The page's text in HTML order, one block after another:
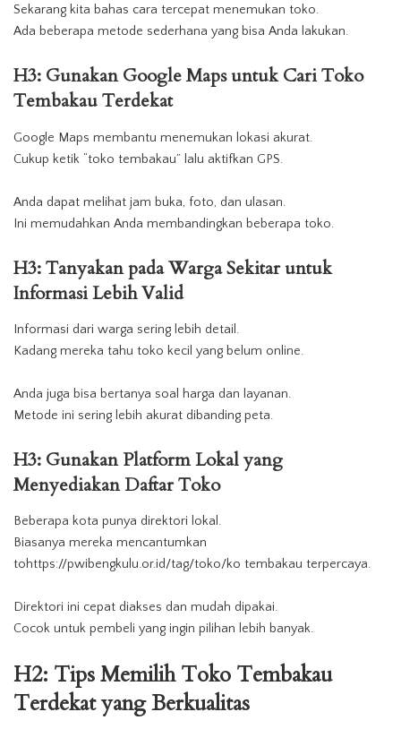
Sekarang kita bahas cara tercepat menemukan toko.
Ada beberapa metode sederhana yang bisa Anda lakukan.
H3: Gunakan Google Maps untuk CariToko
TembakauTerdekat
Google Maps membantu menemukan lokasi akurat.
Cukup ketik “toko tembakau” lalu aktifkan GPS.
Anda dapat melihat jam buka, foto, dan ulasan.
Ini memudahkan Anda membandingkan beberapa toko.
H3: Tanyakan pada Warga Sekitar untuk
Informasi Lebih Valid
Informasi dari warga sering lebih detail.
Kadang mereka tahu toko kecil yang belum online.
Anda juga bisa bertanya soal harga dan layanan.
Metode ini sering lebih akurat dibanding peta.
H3: Gunakan Platform Lokal yang
Menyediakan Daftar Toko
Beberapa kota punya direktori lokal.
Biasanya mereka mencantumkan
tohttps://pwibengkulu.or.id/tag/toko/ko tembakau terpercaya.
Direktori ini cepat diakses dan mudah dipakai.
Cocok untuk pembeli yang ingin pilihan lebih banyak.
H2: Tips MemilihToko Tembakau
Terdekatyang Berkualitas